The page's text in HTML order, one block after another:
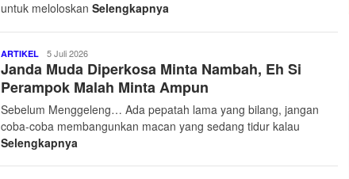
untuk meloloskan Selengkapnya
ARTIKEL Pantau
24
Jam
Net
5 Juli 2026
Janda Muda Diperkosa Minta Nambah, Eh Si
Perampok Malah Minta Ampun
Sebelum Menggeleng… Ada pepatah lama yang bilang, jangan
coba-coba membangunkan macan yang sedang tidur kalau
Selengkapnya